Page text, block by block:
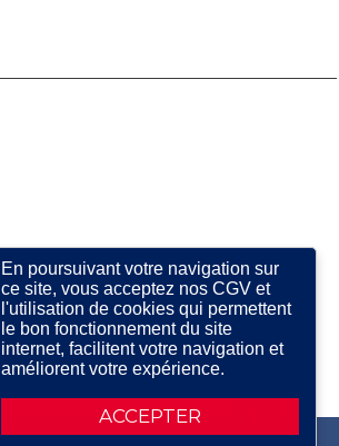
ACCEPTER
En poursuivant votre navigation sur
ce site, vous acceptez nos CGV et
l'utilisation de cookies qui permettent
le bon fonctionnement du site
internet, facilitent votre navigation et
améliorent votre expérience.